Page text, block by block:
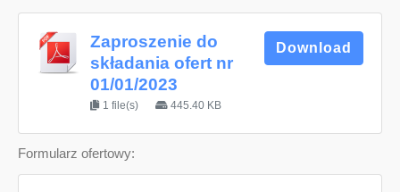
Zaproszenie do
składania ofert nr
01/01/2023
1 file(s) 445.40 KB
Download
Formularz ofertowy: